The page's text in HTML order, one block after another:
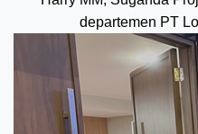
departemen PT